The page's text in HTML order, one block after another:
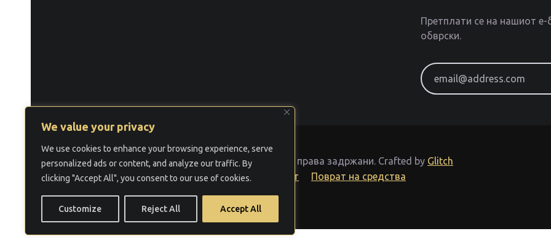
We value your privacy
We use cookies to enhance your browsing experience, serve
personalized ads or content, and analyze our traffic. By
clicking "Accept All", you consent to our use of cookies.
Customize Reject All Accept All
Претплати се на нашиот е-
обврски.
email@address.com
© 2026 Law Firm ALME LAW. Сите права задржани. Crafted by Glitch
Услови за користење
Политика за приватност Поврат на средства